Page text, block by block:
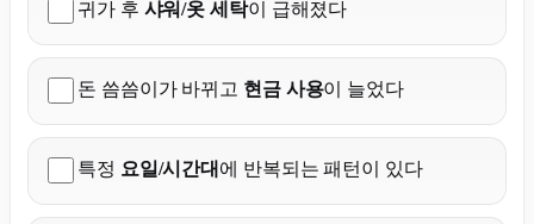
귀가 후 샤워/옷 세탁이 급해졌다
돈 씀씀이가 바뀌고 현금 사용이 늘었다
특정 요일/시간대 에 반복되는 패턴이 있다